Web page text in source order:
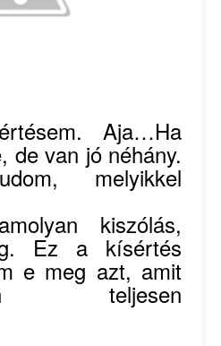
Aja…Ha
de van jó néhány.
melyikkel
kiszólás,
Ez a kísértés
e meg azt, amit
teljesen